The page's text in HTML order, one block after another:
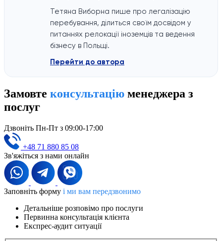
Тетяна Виборна пише про легалізацію
перебування, ділиться своїм досвідом у
питаннях релокації іноземців та ведення
бізнесу в Польщі.
Перейти до автора
Замовте консультацію менеджера з
послуг
Дзвоніть Пн-Пт з 09:00-17:00
+48 71 880 85 08
Зв'яжіться з нами онлайн
Заповніть форму і ми вам передзвонимо
Детальніше розповімо про послуги
Первинна консультація клієнта
Експрес-аудит ситуації